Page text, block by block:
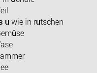
eil
u wie in rutschen
üse
ase
ammer
ee